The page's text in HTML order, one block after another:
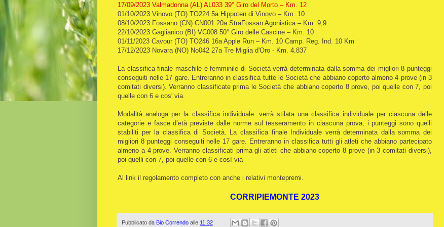
17/09/2023 Valmadonna (AL) AL033 39° Giro del Morto – Km. 12
01/10/2023 Vinovo (TO) TO224 5a Hippoten di Vinovo – Km. 10
08/10/2023 Fossano (CN) CN001 20a StraFossan Agonistica – Km. 9,9
22/10/2023 Gaglianico (BI) VC008 50° Giro delle Cascine – Km. 10
01/11/2023 Cavour (TO) TO246 16a Apple Run – Km. 10 Camp. Reg. Ind. 10 Km
17/12/2023 Novara (NO) No042 27a Tre Miglia d'Oro - Km. 4.837
La classifica finale maschile e femminile di Società verrà determinata dalla somma dei migliori 8 punteggi
conseguiti nelle 17 gare. Entreranno in classifica tutte le Società che abbiano coperto almeno 4 prove (in 3
comitati diversi). Verranno classificate prima le Società che abbiano coperto 8 prove, poi quelle con 7, poi
quelle con 6 e cos' via.
Modalità analoga per la classifica individuale: verrà stilata una classifica individuale per ciascuna delle
categorie e fasce d’età previste dalle norme sul tesseramento in ciascuna prova; i punteggi sono quelli
stabiliti per la classifica di Società. La classifica finale Individuale verrà determinata dalla somma dei
migliori 8 punteggi conseguiti nelle 17 gare. Entreranno in classifica tutti gli atleti che abbiano partecipato
almeno a 4 prove. Verranno classificati prima gli atleti che abbiano coperto 8 prove (in 3 comitati diversi),
poi quelli con 7, poi quelle con 6 e così via
Al link il regolamento completo con anche i relativi montepremi.
CORRIPIEMONTE 2023
Pubblicato da Bio Correndo alle 11:32